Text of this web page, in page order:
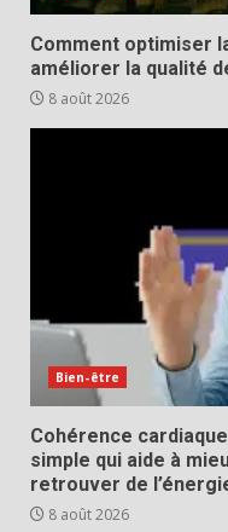
Comment optimiser
améliorer la qualité
8 août 2026
Bien-être
Cohérence
simple qui aide à
retrouver de
8 août 2026